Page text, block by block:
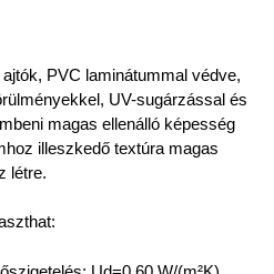
PVC laminátummal védve,
UV-sugárzással és
magas ellenálló képesség
illeszkedő textúra magas
létre.